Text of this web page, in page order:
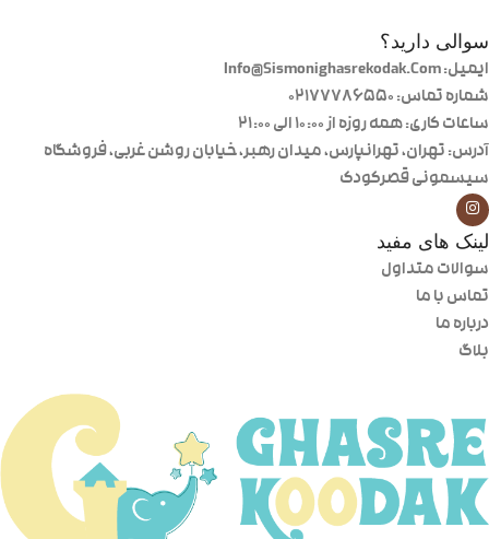
سوالی دارید؟
ایمیل: Info@Sismonighasrekodak.Com
شماره تماس: 02177786550
ساعات کاری: همه روزه از ۱۰:۰۰ الی ۲۱:۰۰
آدرس: تهران، تهرانپارس، میدان رهبر، خیابان روشن غربی، فروشگاه
سیسمونی قصرکودک
لینک های مفید
سوالات متداول
تماس با ما
درباره ما
بلاگ